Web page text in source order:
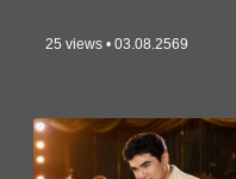
25 views • 03.08.2569